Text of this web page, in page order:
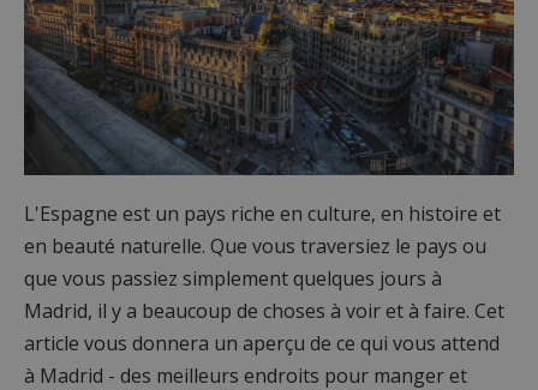
L'Espagne est un pays riche en culture, en histoire et
en beauté naturelle. Que vous traversiez le pays ou
que vous passiez simplement quelques jours à
Madrid, il y a beaucoup de choses à voir et à faire. Cet
article vous donnera un aperçu de ce qui vous attend
à Madrid - des meilleurs endroits pour manger et